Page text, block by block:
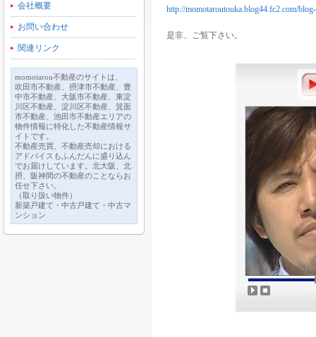
会社概要
お問い合わせ
関連リンク
momotarou不動産のサイトは、
吹田市不動産、摂津市不動産、豊
中市不動産、大阪市不動産、東淀
川区不動産、淀川区不動産、箕面
市不動産、池田市不動産エリアの
物件情報に特化した不動産情報サ
イトです。
不動産売買、不動産売却における
アドバイスもふんだんに盛り込ん
でお届けしています。北大阪、北
摂、阪神間の不動産のことならお
任せ下さい。
（取り扱い物件）
新築戸建て・中古戸建て・中古マ
ンション
http://momotaroutouka.blog44.fc2.com/
是非、ご覧下さい。